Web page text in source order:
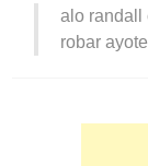
alo randall
robar